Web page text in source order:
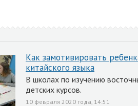
Как замотивировать
китайского языка
В школах по изучению
детских курсов.
10 февраля 2020 года, 14:51